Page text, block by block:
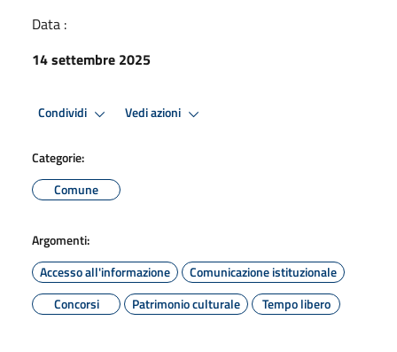
Data :
14 settembre 2025
Condividi Vedi azioni
Categorie:
Comune
Argomenti:
Accesso all'informazione
Comunicazione istituzionale
Concorsi
Patrimonio culturale Tempo libero